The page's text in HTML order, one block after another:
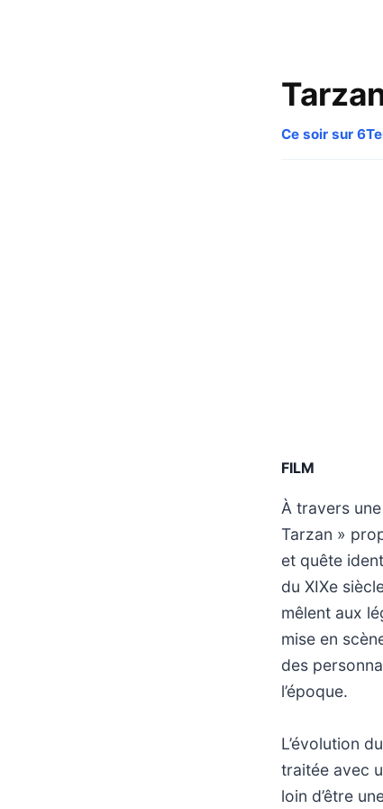
Ce soir sur
FILM
À travers
Tarzan »
et quête
du XIXe
mêlent aux
mise en
des
l’époque.
L’évolution
traitée avec
loin d’être